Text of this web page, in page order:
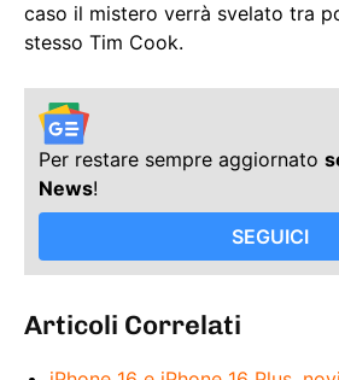
caso il mistero verrà svelato tra
stesso Tim Cook.
Per restare sempre aggiornato
News!
SEGUICI
Articoli Correlati